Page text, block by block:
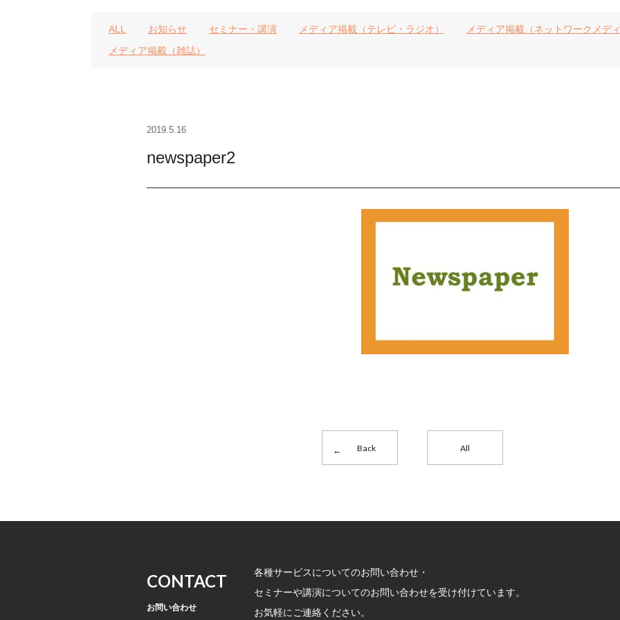
ALL お知らせ セミナー・講演 メディア掲載（テレビ・ラジオ） メディア掲載（ネットワークメディ
メディア掲載（雑誌）
2019.5.16
newspaper2
Back All
CONTACT
お問い合わせ
各種サービスについてのお問い合わせ・
セミナーや講演についてのお問い合わせを受け付けています。
お気軽にご連絡ください。